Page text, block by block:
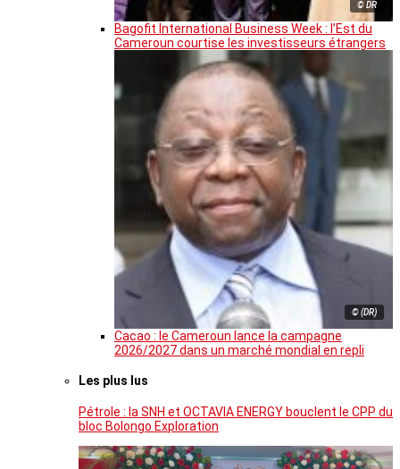
© DR
Bagofit International Business Week : l’Est du
Cameroun courtise les investisseurs étrangers
© (DR)
Cacao : le Cameroun lance la campagne
2026/2027 dans un marché mondial en repli
Les plus lus
Pétrole : la SNH et OCTAVIA ENERGY bouclent le CPP du
bloc Bolongo Exploration